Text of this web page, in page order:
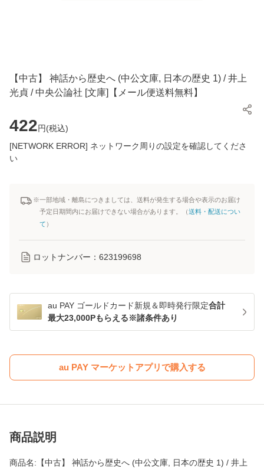
【中古】 神話から歴史へ (中公文庫, 日本の歴史 1) / 井上
光貞 / 中央公論社 [文庫]【メール便送料無料】
422円(税込)
[NETWORK ERROR] ネットワーク周りの設定を確認してくださ
い
※一部地域・離島につきましては、送料が発生する場合や表示のお届け
予定日期間内にお届けできない場合があります。（送料・配送につい
て ）
ロットナンバー： 623199698
au PAY ゴールドカード新規＆即時発行限定合計
最大23,000Pもらえる※諸条件あり
au PAY マーケットアプリで購入する
商品説明
商品名:【中古】 神話から歴史へ (中公文庫, 日本の歴史 1) / 井上